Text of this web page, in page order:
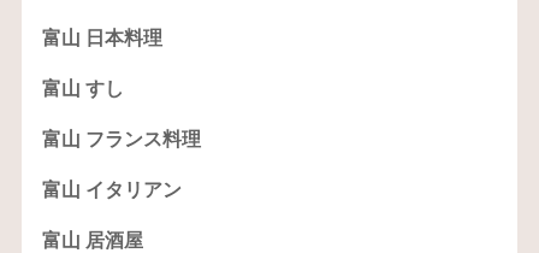
富山 日本料理
富山 すし
富山 フランス料理
富山 イタリアン
富山 居酒屋